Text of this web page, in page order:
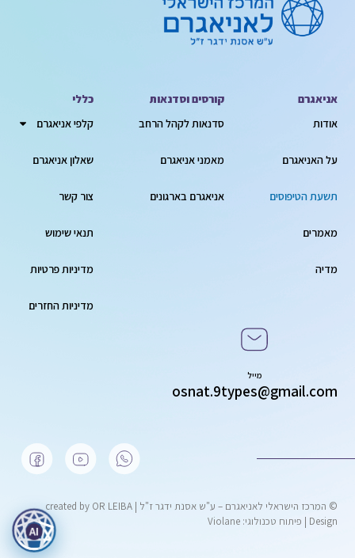
אניאגרם
אודות
על האניאגרם
תשעת הטיפוסים
מאמרים
מדיה
קורסים וסדנאות
סדנאות לקהל הרחב
מאמני אניאגרם
אניאגרם בארגונים
כללי
קלפי אניאגרם
שאלון אניאגרם
צור קשר
תנאי שימוש
מדיניות פרטיות
מדיניות החזרים
מייל
osnat.9types@gmail.com
© המרכז הישראלי לאניאגרם – ע"ש אסנת ידגר ז"ל | created by OR LEIBA
Design |
פיתוח טכנולוגי: Violane
AI